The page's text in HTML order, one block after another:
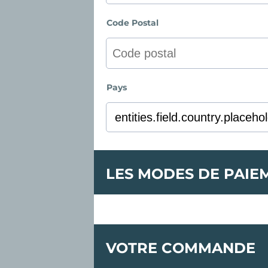
Code Postal
Pays
LES MODES DE
VOTRE COMMANDE